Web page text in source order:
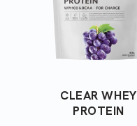
CLEAR WHEY
PROTEIN